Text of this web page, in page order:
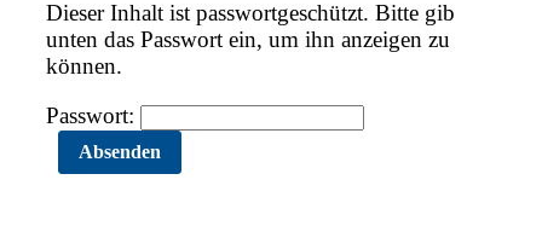
Dieser Inhalt ist passwortgeschützt. Bitte gib
unten das Passwort ein, um ihn anzeigen zu
können.
Passwort: